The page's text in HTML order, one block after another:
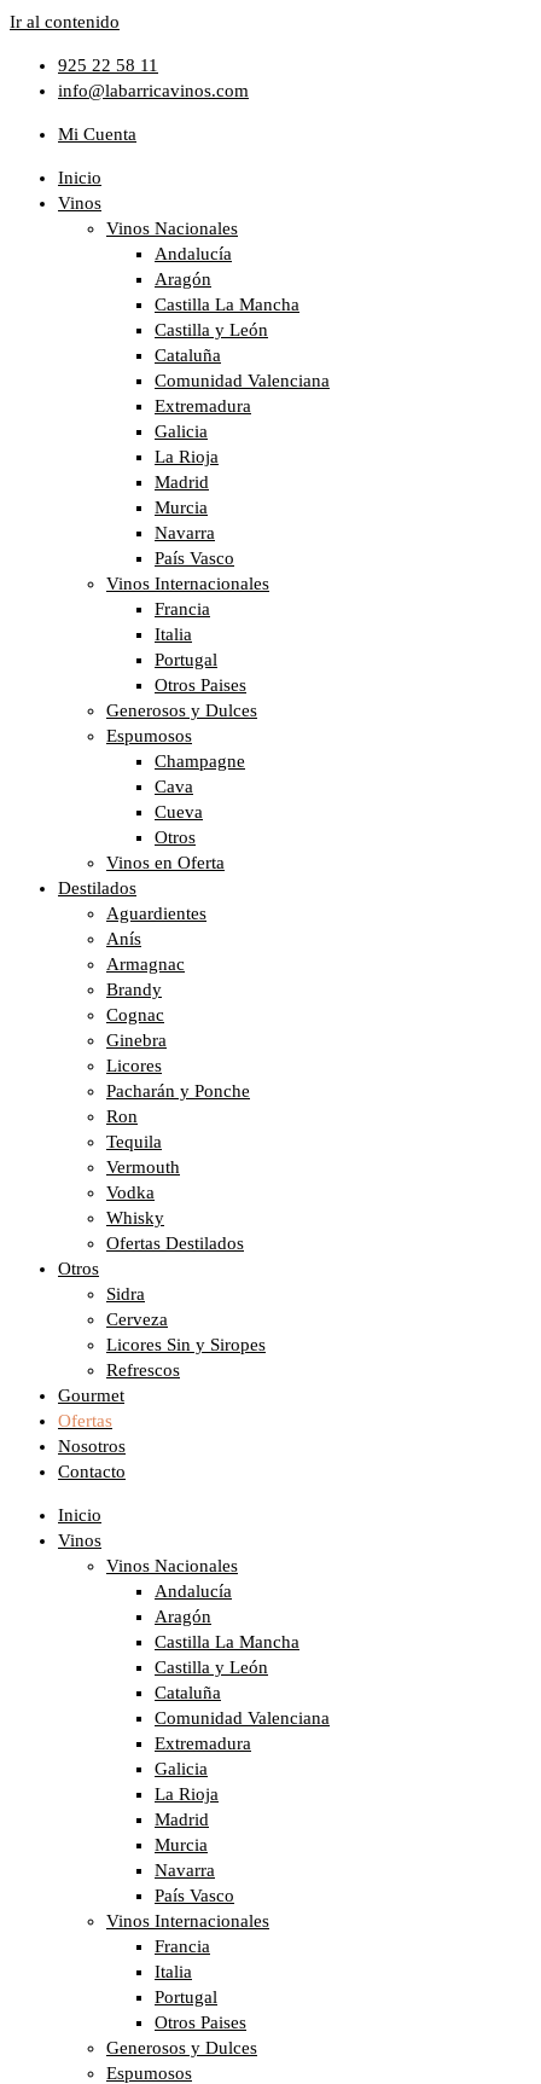
Ir al contenido
925 22 58 11
info@labarricavinos.com
Mi Cuenta
Inicio
Vinos
Vinos Nacionales
Andalucía
Aragón
Castilla La Mancha
Castilla y León
Cataluña
Comunidad Valenciana
Extremadura
Galicia
La Rioja
Madrid
Murcia
Navarra
País Vasco
Vinos Internacionales
Francia
Italia
Portugal
Otros Paises
Generosos y Dulces
Espumosos
Champagne
Cava
Cueva
Otros
Vinos en Oferta
Destilados
Aguardientes
Anís
Armagnac
Brandy
Cognac
Ginebra
Licores
Pacharán y Ponche
Ron
Tequila
Vermouth
Vodka
Whisky
Ofertas Destilados
Otros
Sidra
Cerveza
Licores Sin y Siropes
Refrescos
Gourmet
Ofertas
Nosotros
Contacto
Inicio
Vinos
Vinos Nacionales
Andalucía
Aragón
Castilla La Mancha
Castilla y León
Cataluña
Comunidad Valenciana
Extremadura
Galicia
La Rioja
Madrid
Murcia
Navarra
País Vasco
Vinos Internacionales
Francia
Italia
Portugal
Otros Paises
Generosos y Dulces
Espumosos